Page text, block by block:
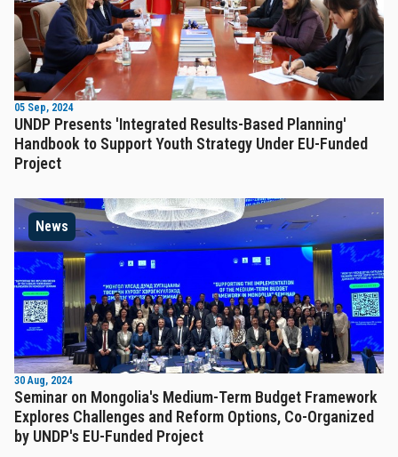
05 Sep, 2024
UNDP Presents 'Integrated Results-Based Planning'
Handbook to Support Youth Strategy Under EU-Funded
Project
News
30 Aug, 2024
Seminar on Mongolia's Medium-Term Budget Framework
Explores Challenges and Reform Options, Co-Organized
by UNDP's EU-Funded Project